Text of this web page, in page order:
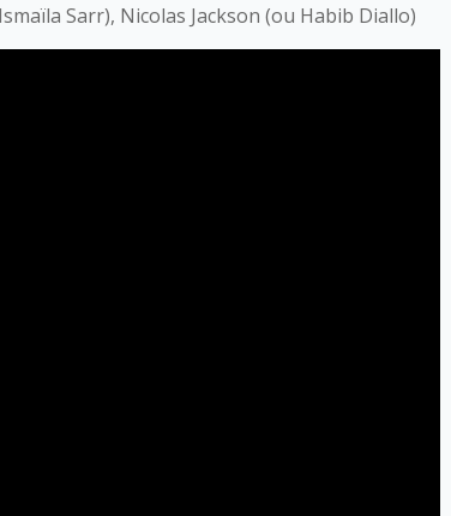
Sarr), Nicolas Jackson (ou Habib Diallo)